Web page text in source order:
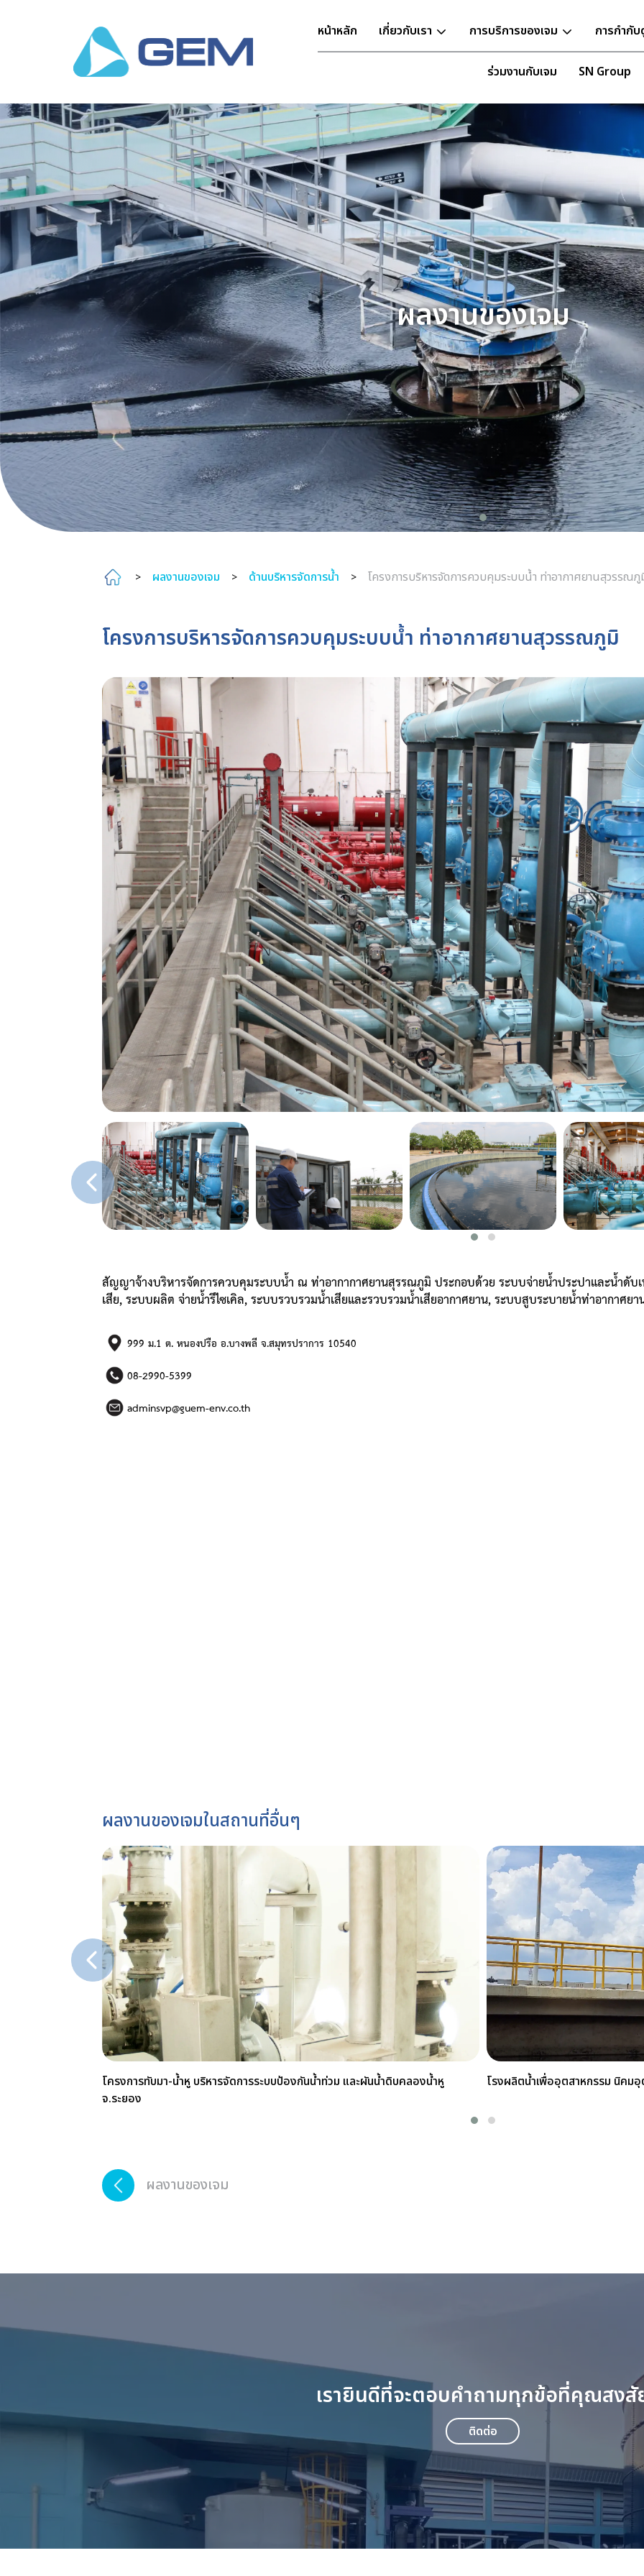
หน้าหลัก เกี่ยวกับเรา การบริการของเจม การกำกั
ร่วมงานกับเจม SN Group
ผลงานของเจม
> ผลงานของเจม > ด้านบริหารจัดการน้ำ > โครงการบริหารจัดการควบคุมระบบน้ำ ท่าอากาศยานสุวรรณ
โครงการบริหารจัดการควบคุมระบบน้ำ ท่าอากาศยานสุวรรณภูมิ
สัญญาจ้างบริหารจัดการควบคุมระบบน้ำ ณ ท่าอากากาศยานสุรรณภูมิ ประกอบด้วย ระบบจ่ายน้ำประปาและน้ำดั
เสีย, ระบบผลิต จ่ายน้ำรีไซเคิล, ระบบรวบรวมน้ำเสียและรวบรวมน้ำเสียอากาศยาน, ระบบสูบระบายน้ำท่าอากาศ
999 ม.1 ต. หนองปรือ อ.บางพลี จ.สมุทรปราการ 10540
08-2990-5399
adminsvp@guem-env.co.th
ผลงานของเจมในสถานที่อื่นๆ
โครงการทับมา-น้ำหู บริหารจัดการระบบป้องกันน้ำท่วม และผันน้ำดิบคลองน้ำหู
จ.ระยอง
โรงผลิตน้ำเพื่ออุตสาหกรรม นิคม
ผลงานของเจม
เรายินดีที่จะตอบคำถามทุกข้อที่คุณสงสั
ติดต่อ